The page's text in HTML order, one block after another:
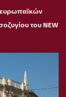
του NEW